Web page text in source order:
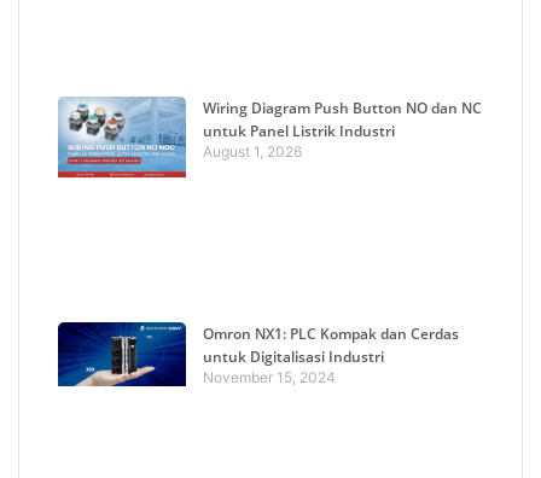
Wiring Diagram Push Button NO dan NC
untuk Panel Listrik Industri
August 1, 2026
Omron NX1: PLC Kompak dan Cerdas
untuk Digitalisasi Industri
November 15, 2024